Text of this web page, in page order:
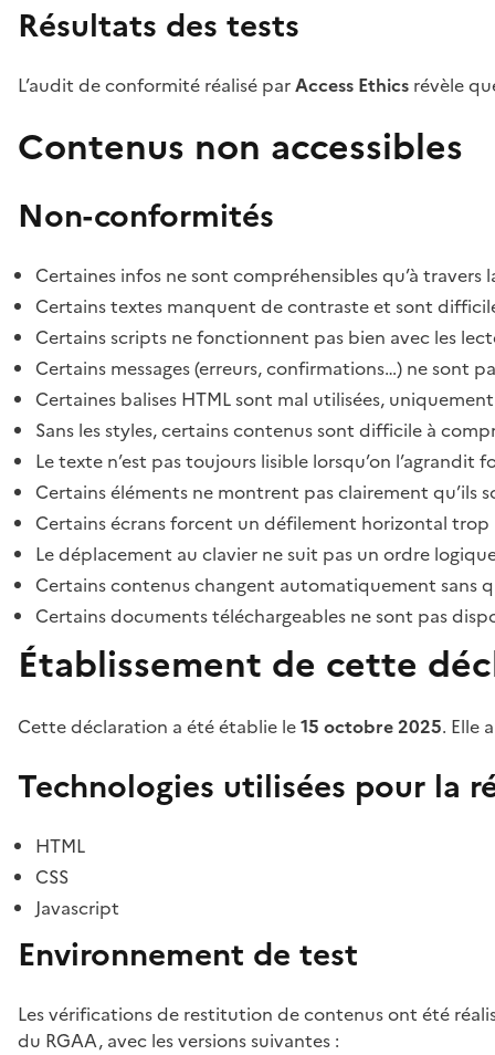
Résultats des tests
L’audit de conformité réalisé parAccess Ethics révèle
Contenus non accessibles
Non-conformités
Certaines infos ne sont compréhensibles qu’à travers
Certains textes manquent de contraste et sont
Certains scripts ne fonctionnent pas bien avec les
Certains messages (erreurs, confirmations…) ne sont
Certaines balises HTML sont mal utilisées,
Sans les styles, certains contenus sont difficile à
Le texte n’est pas toujours lisible lorsqu’on l’agrandit
Certains éléments ne montrent pas clairement qu’ils
Certains écrans forcent un défilement horizontal
Le déplacement au clavier ne suit pas un ordre
Certains contenus changent automatiquement sans
Certains documents téléchargeables ne sont pas
Établissement de cette
Cette déclaration a été établie le15 octobre 2025. Elle
Technologies utilisées pour la
HTML
CSS
Javascript
Environnement de test
Les vérifications de restitution de contenus ont été
du RGAA, avec les versions suivantes :